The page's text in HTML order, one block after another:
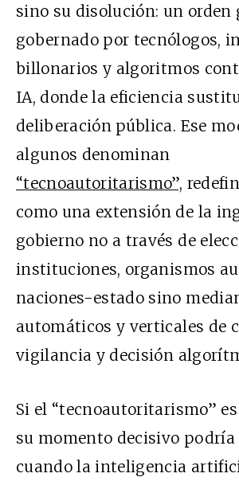
sino su disolución: un orden
gobernado por tecnólogos,
billonarios y algoritmos
IA, donde la eficiencia
deliberación pública. Ese
algunos denominan
“tecnoautoritarismo”,
como una extensión de la
gobierno no a través de
instituciones, organismos
naciones-estado sino
automáticos y verticales de
vigilancia y decisión
Si el “tecnoautoritarismo”
su momento decisivo
cuando la inteligencia